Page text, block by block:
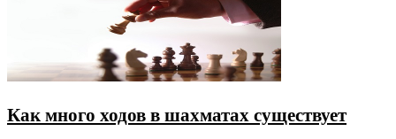
Как много ходов в шахматах существует